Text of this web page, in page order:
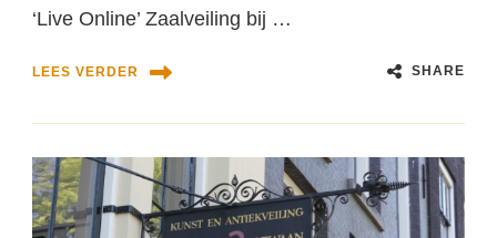
‘Live Online’ Zaalveiling bij …
LEES VERDER SHARE